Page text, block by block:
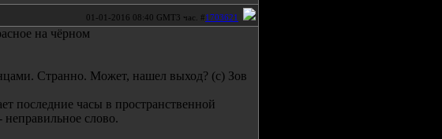
01-01-2016 08:40 GMT3 час. #1703621
на чёрном
Странно. Может, нашел выход? (с) Зов
последние часы в пространственной
слово.